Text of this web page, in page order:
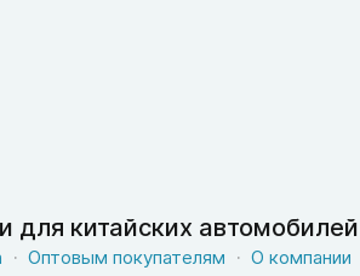
для китайских автомобилей
Оптовым покупателям О компании